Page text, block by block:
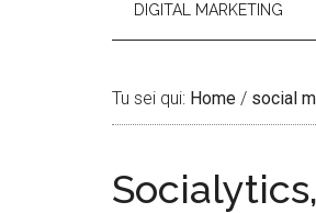
DIGITAL MARKETING
Tu sei qui: Home / social